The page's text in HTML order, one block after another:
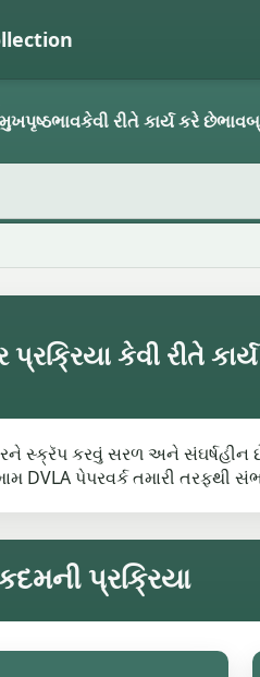
મુખપૃષ્ઠભાવકેવી રીતે કાર્ય કરે છેભાવ
કેવી રીતે
સ્ક્રૅપ કરવું સરળ અને
પેપરવર્ક તમારી તરફથી
પ્રક્રિયા